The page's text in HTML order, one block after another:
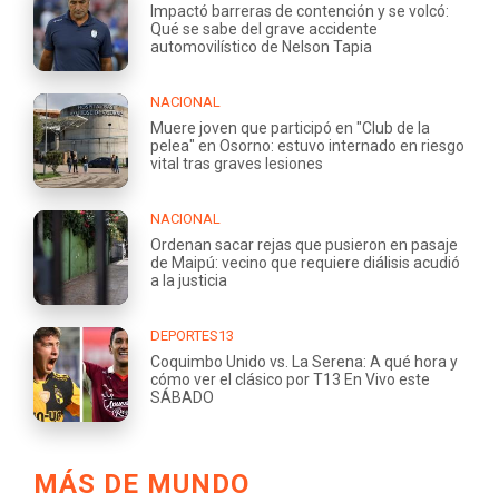
Impactó barreras de contención y se volcó:
Qué se sabe del grave accidente
automovilístico de Nelson Tapia
NACIONAL
Muere joven que participó en "Club de la
pelea" en Osorno: estuvo internado en riesgo
vital tras graves lesiones
NACIONAL
Ordenan sacar rejas que pusieron en pasaje
de Maipú: vecino que requiere diálisis acudió
a la justicia
DEPORTES13
Coquimbo Unido vs. La Serena: A qué hora y
cómo ver el clásico por T13 En Vivo este
SÁBADO
MÁS DE MUNDO